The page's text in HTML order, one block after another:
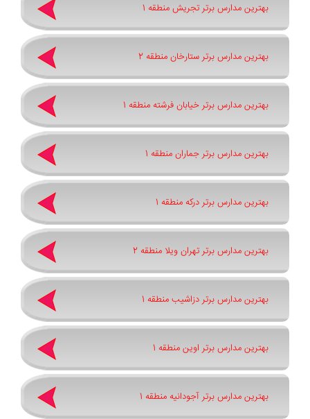
بهترین مدارس برتر تجریش منطقه 1
بهترین مدارس برتر ستارخان منطقه 2
بهترین مدارس برتر خیابان فرشته منطقه 1
بهترین مدارس برتر جماران منطقه 1
بهترین مدارس برتر درکه منطقه 1
بهترین مدارس برتر تهران ویلا منطقه 2
بهترین مدارس برتر دزاشیب منطقه 1
بهترین مدارس برتر اوین منطقه 1
بهترین مدارس برتر آجودانیه منطقه 1